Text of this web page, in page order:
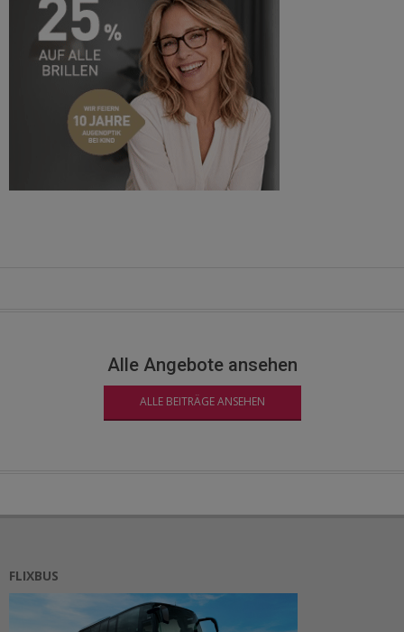
Alle Angebote ansehen
ALLE BEITRÄGE ANSEHEN
FLIXBUS